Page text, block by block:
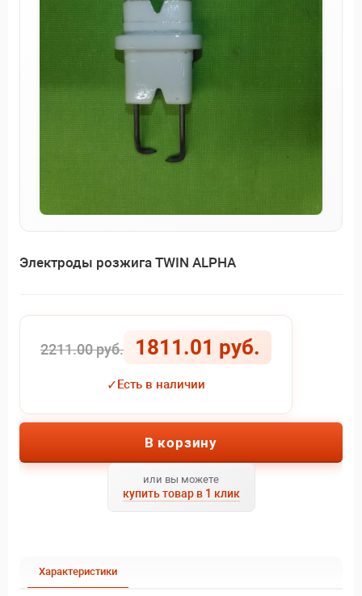
Электроды розжига TWIN ALPHA
2211.00 руб. 1811.01 руб.
✓Есть в наличии
В корзину
или вы можете
купить товар в 1 клик
Характеристики